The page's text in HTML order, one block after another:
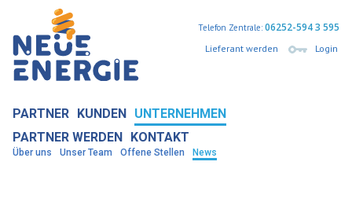
Lieferant werden Login
Telefon Zentrale:06252-594 3 595
PARTNER KUNDEN UNTERNEHMEN
Über uns Unser Team Offene Stellen News
PARTNER WERDEN KONTAKT